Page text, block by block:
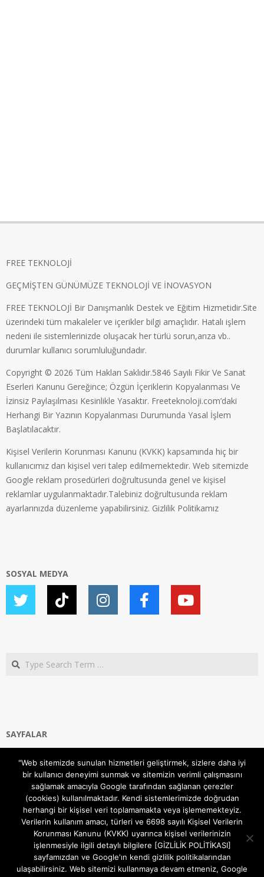
FREE TEKNOLOJİ
GEÇMİŞTEN GÜNÜMÜZE TEKNOLOJİ VE İNOVASYON
FREE TEKNOLOJİ Bir Danışmanlık Destek ve Eğitim Hizmetidir.Site
üzerindeki tüm makaleler ve içerikler bilgi amaçlıdır. Hatalı işlem
nedeni ile sistemlerinizde oluşacak her türlü sorun,arıza vb..
durumlar kullanıcı sorumluluğundadır.
Copyright © 2026 Tüm Hakları Saklıdır.5846 Sayılı Fikir Ve Sanat
Eserleri Kanunu Gereğince; Özgün İçeriklerin Kopyalanması Ve
İzinsiz Paylaşılması Kesinlikle Yasaktır. Freeteknoloji.com’daki
Herhangi Bir Yazının Kopyalanması Durumunda Yasal İşlem
Başlatılacaktır.
Kişisel Verilerin Korunması Kanunu (KVKK) kapsamında hiç bir
kullanıcımız dan kişisel veri talep edilmemektedir. Web sitemizde
Google reklam prosedürleri doğrultusunda genel ve kişisel
reklamlar uygulanmaktadır.Talebiniz doğrultusunda reklam
ayarlarınızda düzenleme yapabilirsiniz. Gizlilik Politikamız
SOSYAL MEDYA
Search
SAYFALAR
Gizlilik ve Çerezler (Cookies) Politikası
Hakkımızda
İletişim Kanalları
MODEM KURULUM
TEKNİK DESTEK
TELEVİZYON SİSTEMLERİ
"Web sitemizde sunulan hizmetleri geliştirmek, sizlere daha iyi
bir kullanıcı deneyimi sunmak ve sitemizin verimli çalışmasını
sağlamak amacıyla Google tarafından sağlanan çerezler
(cookies) kullanılmaktadır. Kendi sistemlerimizde doğrudan
herhangi bir kişisel veri toplamamakta veya işlememekteyiz.
Verilerin kullanım amacı, türleri ve 6698 sayılı Kişisel Verilerin
Korunması Kanunu (KVKK) uyarınca kişisel verilerinizin
işlenmesiyle ilgili detaylı bilgilere [GİZLİLİK POLİTİKASI]
sayfamızdan ve Google'ın kendi gizlilik politikalarından
ulaşabilirsiniz. Web sitemizi kullanmaya devam etmeniz, Google